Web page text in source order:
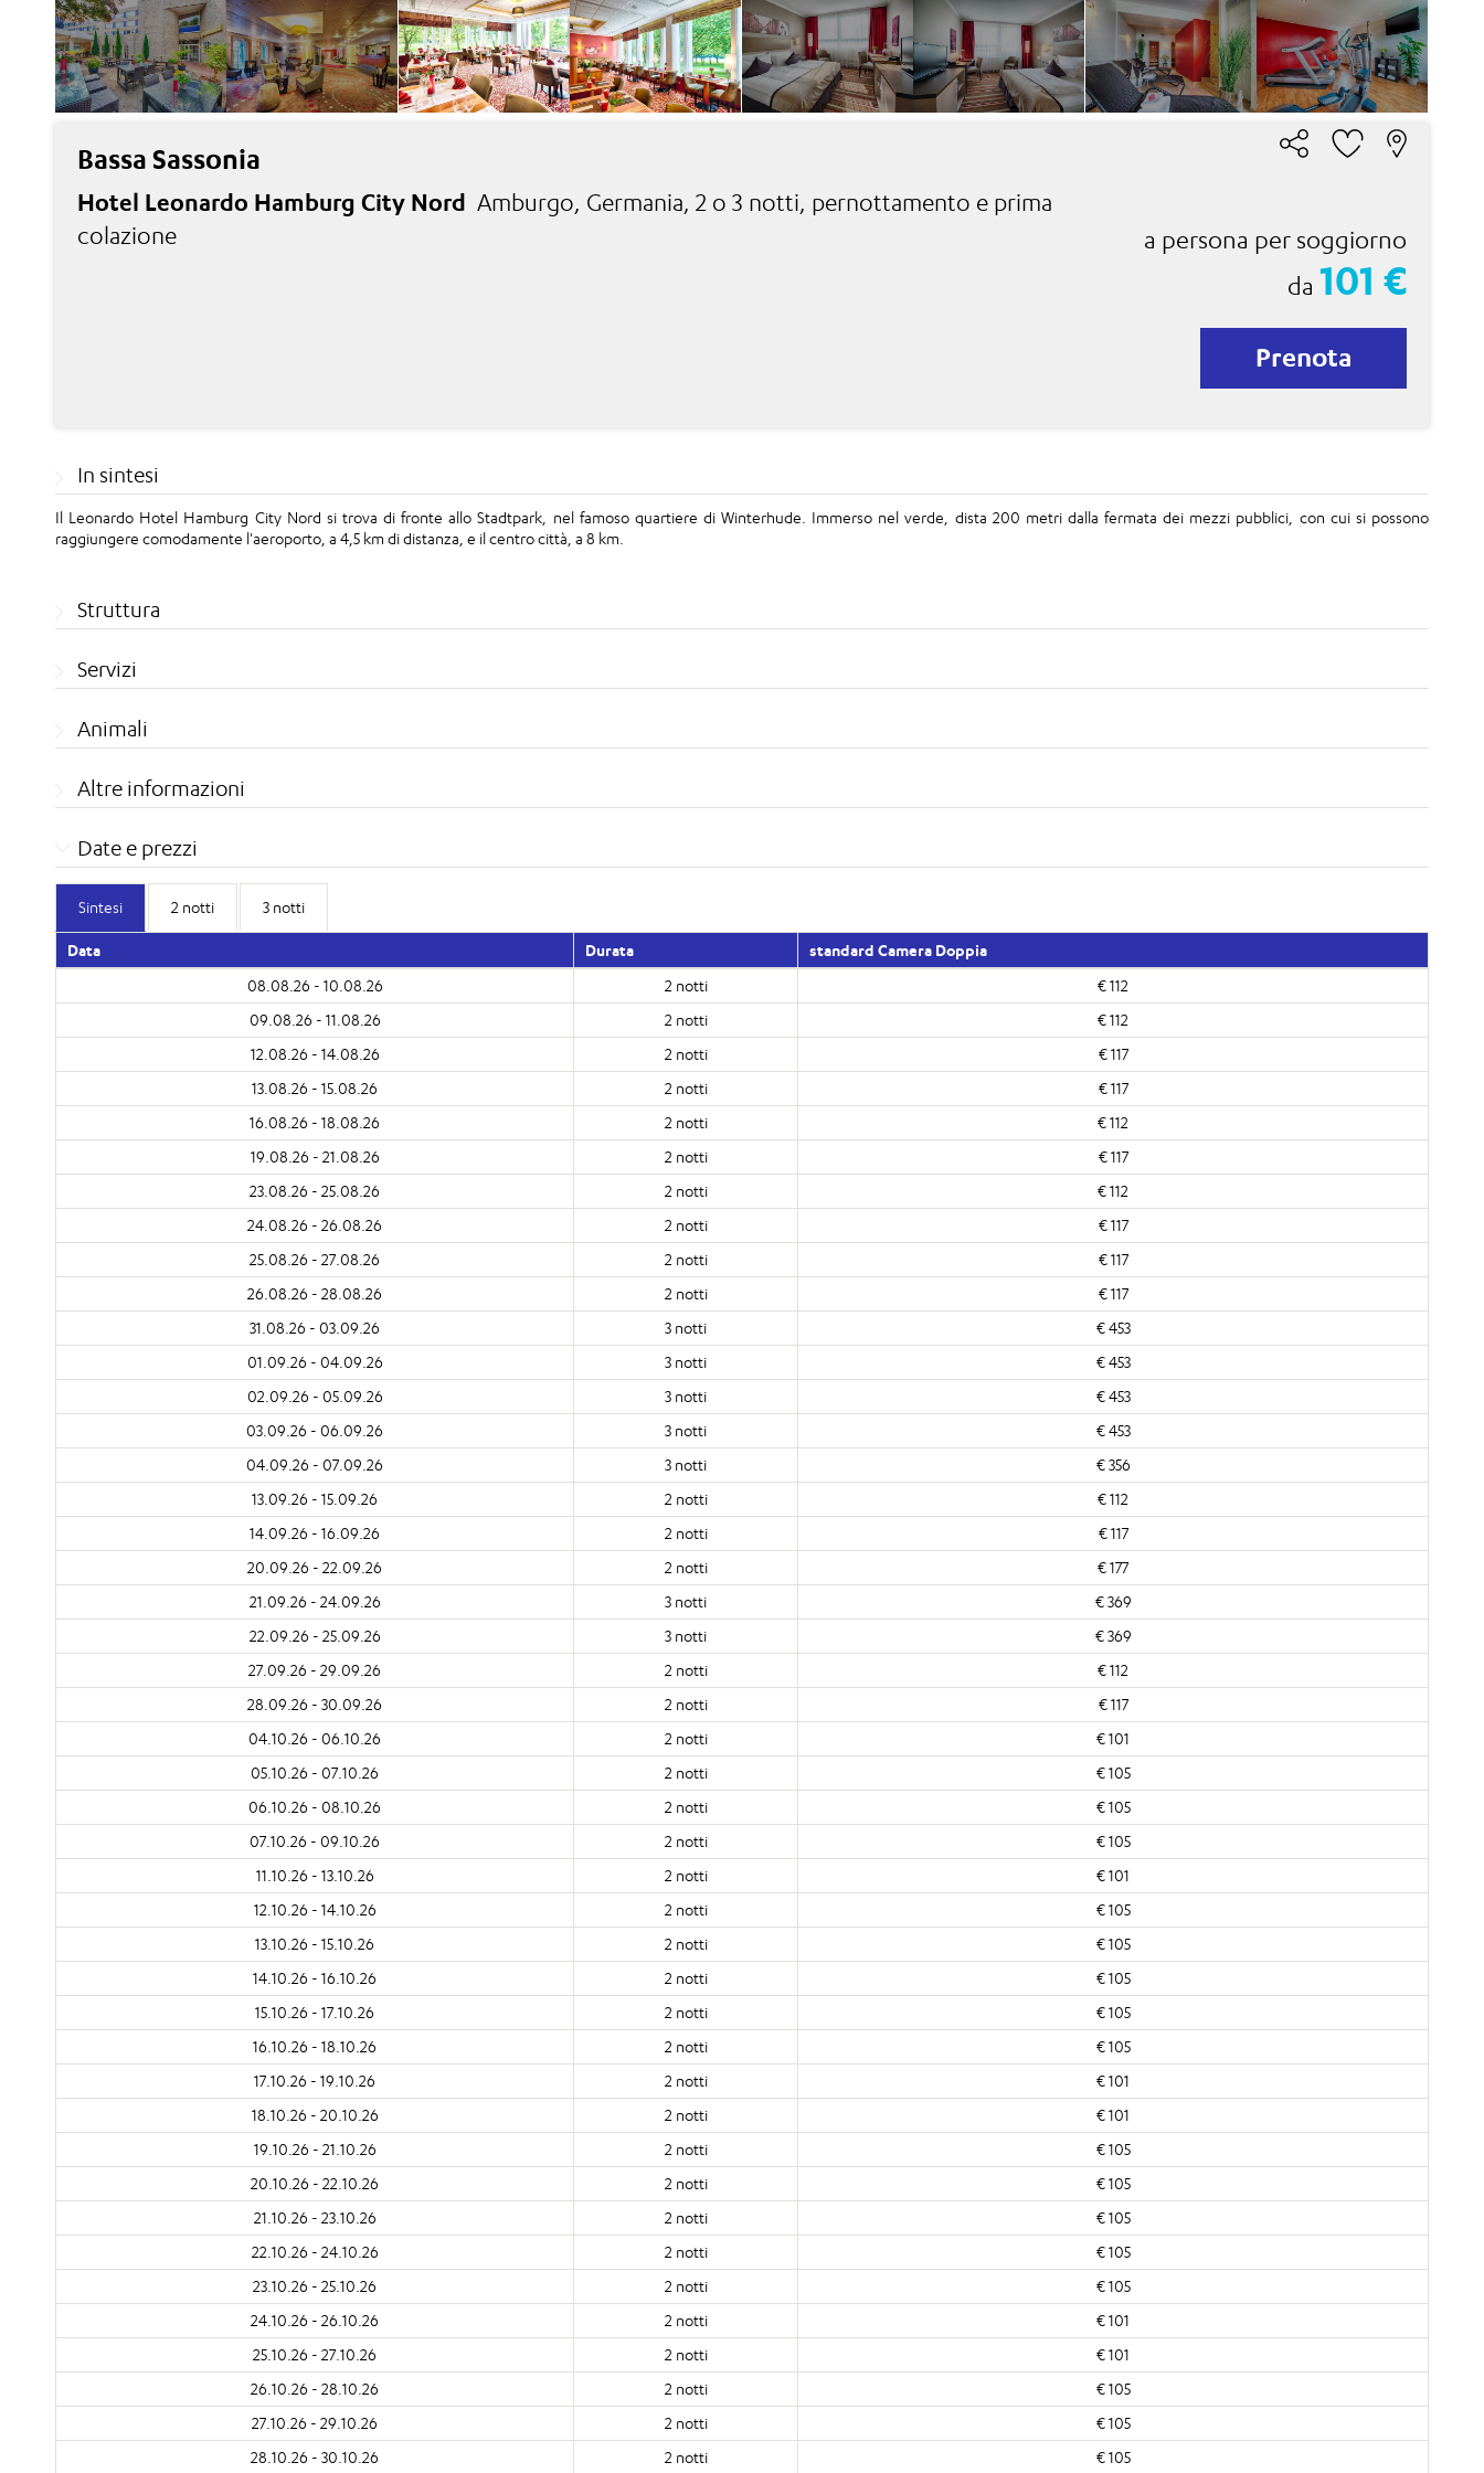
Bassa Sassonia
Hotel Leonardo Hamburg City Nord Amburgo, Germania, 2 o 3 notti, pernottamento e prima
colazione
a persona per soggiorno
da 101 €
Prenota
In sintesi
Il Leonardo Hotel Hamburg City Nord si trova di fronte allo Stadtpark, nel famoso quartiere di Winterhude. Immerso nel verde, dista 200 metri dalla fermata dei mezzi pubblici, con cui si possono
raggiungere comodamente l'aeroporto, a 4,5 km di distanza, e il centro città, a 8 km.
Struttura
Servizi
Animali
Altre informazioni
Date e prezzi
Sintesi 2 notti 3 notti
Data Durata
standard Camera Doppia
08.08.26 - 10.08.26
2 notti
€ 112
09.08.26 - 11.08.26
2 notti
€ 112
12.08.26 - 14.08.26
2 notti
€ 117
13.08.26 - 15.08.26
2 notti
€ 117
16.08.26 - 18.08.26
2 notti
€ 112
19.08.26 - 21.08.26
2 notti
€ 117
23.08.26 - 25.08.26
2 notti
€ 112
24.08.26 - 26.08.26
2 notti
€ 117
25.08.26 - 27.08.26
2 notti
€ 117
26.08.26 - 28.08.26
2 notti
€ 117
31.08.26 - 03.09.26
3 notti
€ 453
01.09.26 - 04.09.26
3 notti
€ 453
02.09.26 - 05.09.26
3 notti
€ 453
03.09.26 - 06.09.26
3 notti
€ 453
04.09.26 - 07.09.26
3 notti
€ 356
13.09.26 - 15.09.26
2 notti
€ 112
14.09.26 - 16.09.26
2 notti
€ 117
20.09.26 - 22.09.26
2 notti
€ 177
21.09.26 - 24.09.26
3 notti
€ 369
22.09.26 - 25.09.26
3 notti
€ 369
27.09.26 - 29.09.26
2 notti
€ 112
28.09.26 - 30.09.26
2 notti
€ 117
04.10.26 - 06.10.26
2 notti
€ 101
05.10.26 - 07.10.26
2 notti
€ 105
06.10.26 - 08.10.26
2 notti
€ 105
07.10.26 - 09.10.26
2 notti
€ 105
11.10.26 - 13.10.26
2 notti
€ 101
12.10.26 - 14.10.26
2 notti
€ 105
13.10.26 - 15.10.26
2 notti
€ 105
14.10.26 - 16.10.26
2 notti
€ 105
15.10.26 - 17.10.26
2 notti
€ 105
16.10.26 - 18.10.26
2 notti
€ 105
17.10.26 - 19.10.26
2 notti
€ 101
18.10.26 - 20.10.26
2 notti
€ 101
19.10.26 - 21.10.26
2 notti
€ 105
20.10.26 - 22.10.26
2 notti
€ 105
21.10.26 - 23.10.26
2 notti
€ 105
22.10.26 - 24.10.26
2 notti
€ 105
23.10.26 - 25.10.26
2 notti
€ 105
24.10.26 - 26.10.26
2 notti
€ 101
25.10.26 - 27.10.26
2 notti
€ 101
26.10.26 - 28.10.26
2 notti
€ 105
27.10.26 - 29.10.26
2 notti
€ 105
28.10.26 - 30.10.26
2 notti € 105